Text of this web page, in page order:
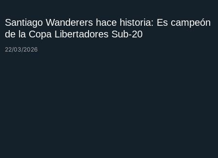
Santiago Wanderers hace historia: Es campeón
de la Copa Libertadores Sub-20
22/03/2026